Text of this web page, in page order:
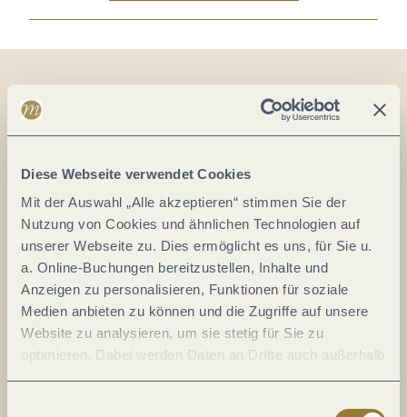
Diese Webseite verwendet Cookies
Mit der Auswahl „Alle akzeptieren“ stimmen Sie der
Nutzung von Cookies und ähnlichen Technologien auf
unserer Webseite zu. Dies ermöglicht es uns, für Sie u.
a. Online-Buchungen bereitzustellen, Inhalte und
Anzeigen zu personalisieren, Funktionen für soziale
Medien anbieten zu können und die Zugriffe auf unsere
Website zu analysieren, um sie stetig für Sie zu
optimieren. Dabei werden Daten an Dritte auch außerhalb
Auf der Karte
54470 Bernkastel-Kues
DE
Tel.:(0049) 6531 500190
E-Mail: info@bernkastel.de
Webseite:www.bernkastel.de